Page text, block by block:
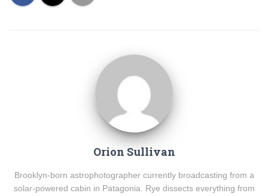
Orion Sullivan
Brooklyn-born astrophotographer currently broadcasting from a
solar-powered cabin in Patagonia. Rye dissects everything from